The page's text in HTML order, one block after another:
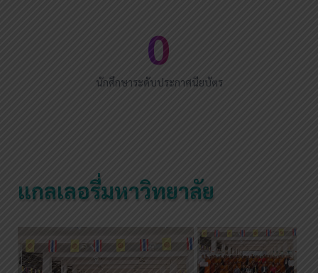
0
นักศึกษาระดับประกาศนียบัตร
แกลเลอรี่มหาวิทยาลัย